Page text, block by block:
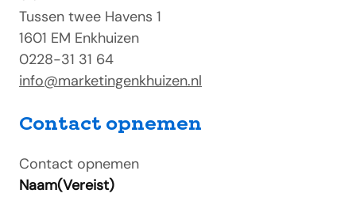
Tussen twee Havens 1
1601 EM Enkhuizen
0228-31 31 64
info@marketingenkhuizen.nl
Contact opnemen
Contact opnemen
Naam(Vereist)